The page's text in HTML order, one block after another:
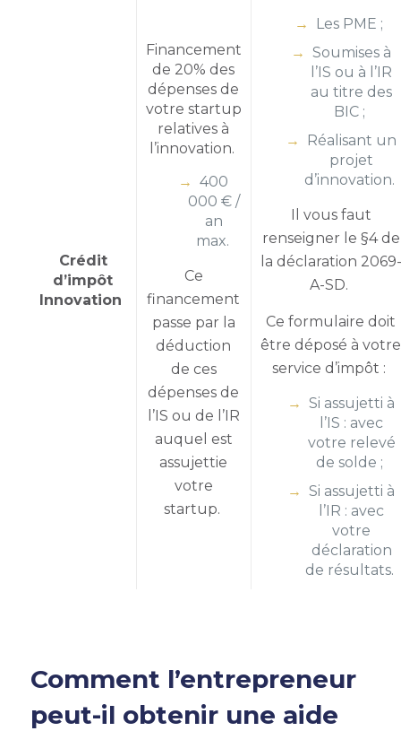
Crédit
d’impôt
Innovation
Financement
de 20% des
dépenses de
votre startup
relatives à
l’innovation.
400
000 € /
an
max.
Ce
financement
passe par la
déduction
de ces
dépenses de
l’IS ou de l’IR
auquel est
assujettie
votre
startup.
Les PME ;
Soumises à
l’IS ou à l’IR
au titre des
BIC ;
Réalisant un
projet
d’innovation.
Il vous faut
renseigner le §4 de
la déclaration 2069-
A-SD.
Ce formulaire doit
être déposé à votre
service d’impôt :
Si assujetti à
l’IS : avec
votre relevé
de solde ;
Si assujetti à
l’IR : avec
votre
déclaration
de résultats.
Comment l’entrepreneur
peut-il obtenir une aide